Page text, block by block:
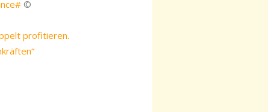
©
profitieren.